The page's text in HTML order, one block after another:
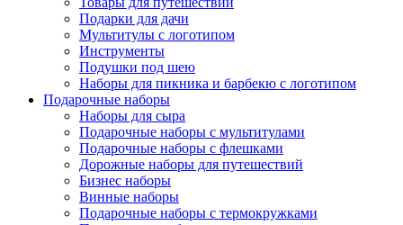
Подарки для дачи
Мультитулы с логотипом
Инструменты
Подушки под шею
Наборы для пикника и барбекю с логотипом
Подарочные наборы
Наборы для сыра
Подарочные наборы с мультитулами
Подарочные наборы с флешками
Дорожные наборы для путешествий
Бизнес наборы
Винные наборы
Подарочные наборы с термокружками